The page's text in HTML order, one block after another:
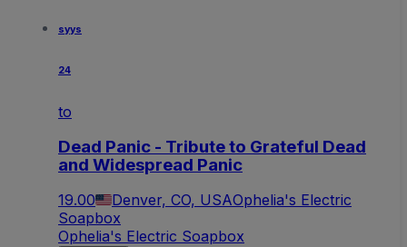
syys
24
to
Dead Panic - Tribute to Grateful Dead
and Widespread Panic
19.00 Denver, CO, USAOphelia's Electric
Soapbox
Ophelia's Electric Soapbox